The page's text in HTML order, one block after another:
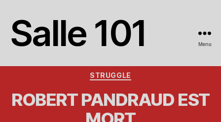
Salle 101 Menu
Catégories
STRUGGLE
ROBERT PANDRAUD EST